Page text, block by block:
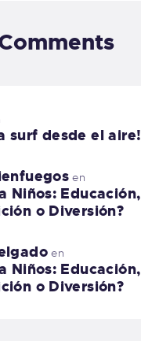
surf desde el aire!
en
Niños: Educación,
o Diversión?
en
Niños: Educación,
o Diversión?